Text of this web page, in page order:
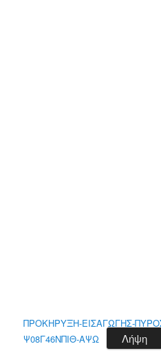
ΠΡΟΚΗΡΥΞΗ-ΕΙΣΑΓΩΓΗΣ-
Ψ08Γ46ΝΠΙΘ-ΑΨΩ
Λήψη